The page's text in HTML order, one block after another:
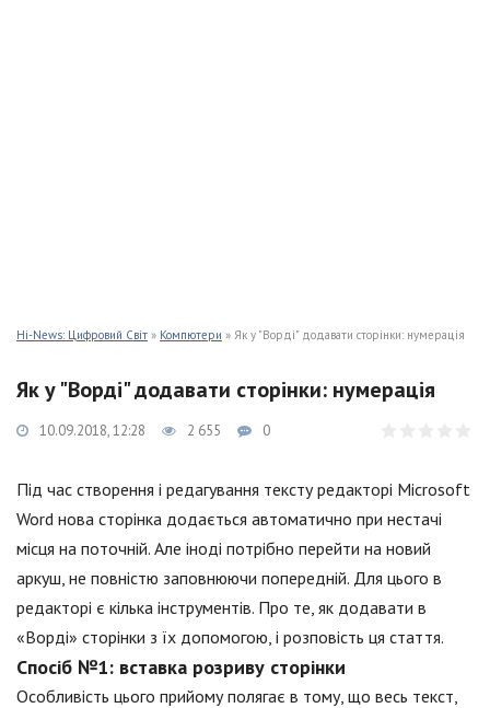
Hi-News: Цифровий Світ » Компютери » Як у "Ворді" додавати сторінки: нумерація
Як у "Ворді" додавати сторінки: нумерація
10.09.2018, 12:28 2 655 0
Під час створення і редагування тексту редакторі Microsoft
Word нова сторінка додається автоматично при нестачі
місця на поточній. Але іноді потрібно перейти на новий
аркуш, не повністю заповнюючи попередній. Для цього в
редакторі є кілька інструментів. Про те, як додавати в
«Ворді» сторінки з їх допомогою, і розповість ця стаття.
Спосіб №1: вставка розриву сторінки
Особливість цього прийому полягає в тому, що весь текст,